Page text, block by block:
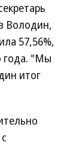
Володин,
57,56%,
года. "Мы
итог